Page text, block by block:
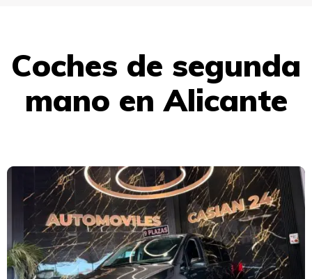
Coches de segunda
mano en Alicante